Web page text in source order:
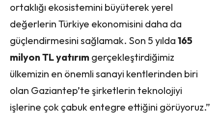
ortaklığı ekosistemini büyüterek yerel
değerlerin Türkiye ekonomisini daha da
güçlendirmesini sağlamak. Son 5 yılda 165
milyon TL yatırım gerçekleştirdiğimiz
ülkemizin en önemli sanayi kentlerinden biri
olan Gaziantep’te şirketlerin teknolojiyi
işlerine çok çabuk entegre ettiğini görüyoruz.”